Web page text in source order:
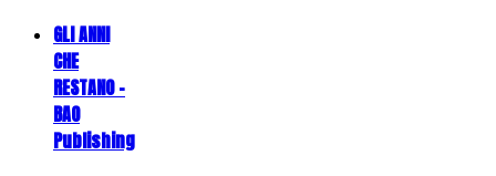
GLI ANNI
CHE
RESTANO -
BAO
Publishing